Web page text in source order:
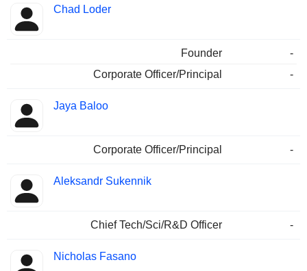
Chad Loder
Founder
-
Corporate Officer/Principal
-
Jaya Baloo
Corporate Officer/Principal -
Aleksandr Sukennik
Chief Tech/Sci/R&D Officer -
Nicholas Fasano